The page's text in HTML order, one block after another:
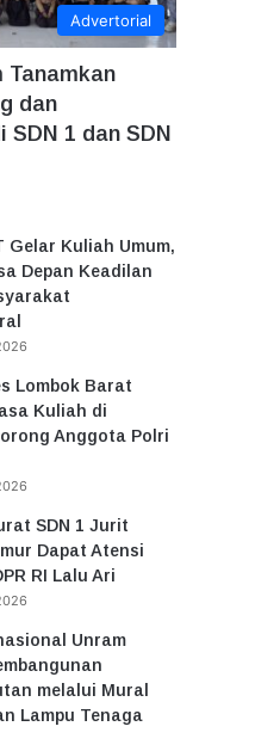
Advertorial
Tanamkan
dan
SDN 1 dan SDN
Gelar Kuliah Umum,
Depan Keadilan
Lombok Barat
Kuliah di
Anggota Polri
SDN 1 Jurit
Dapat Atensi
RI Lalu Ari
Unram
melalui Mural
Lampu Tenaga